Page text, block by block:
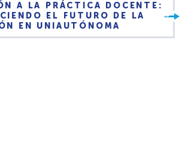
A LA PRÁCTICA DOCENTE:
EL FUTURO DE LA
EN UNIAUTÓNOMA